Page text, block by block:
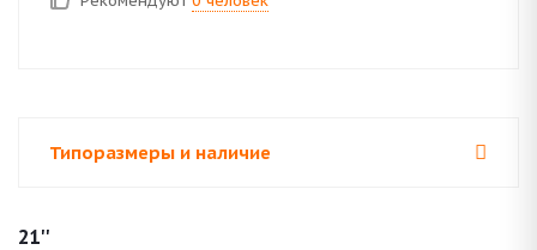
Типоразмеры и наличие
21''